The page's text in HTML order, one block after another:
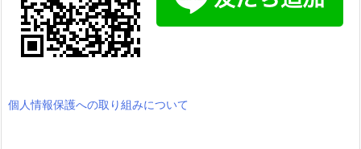
個人情報保護への取り組みについて